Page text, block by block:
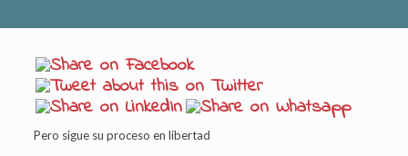
Pero sigue su proceso en libertad